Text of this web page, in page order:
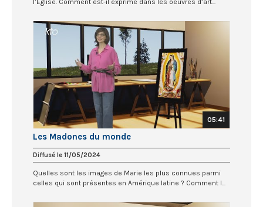
05:41
Les Madones du monde
Diffusé le 11/05/2024
Quelles sont les images de Marie les plus connues parmi
celles qui sont présentes en Amérique latine ? Comment l...